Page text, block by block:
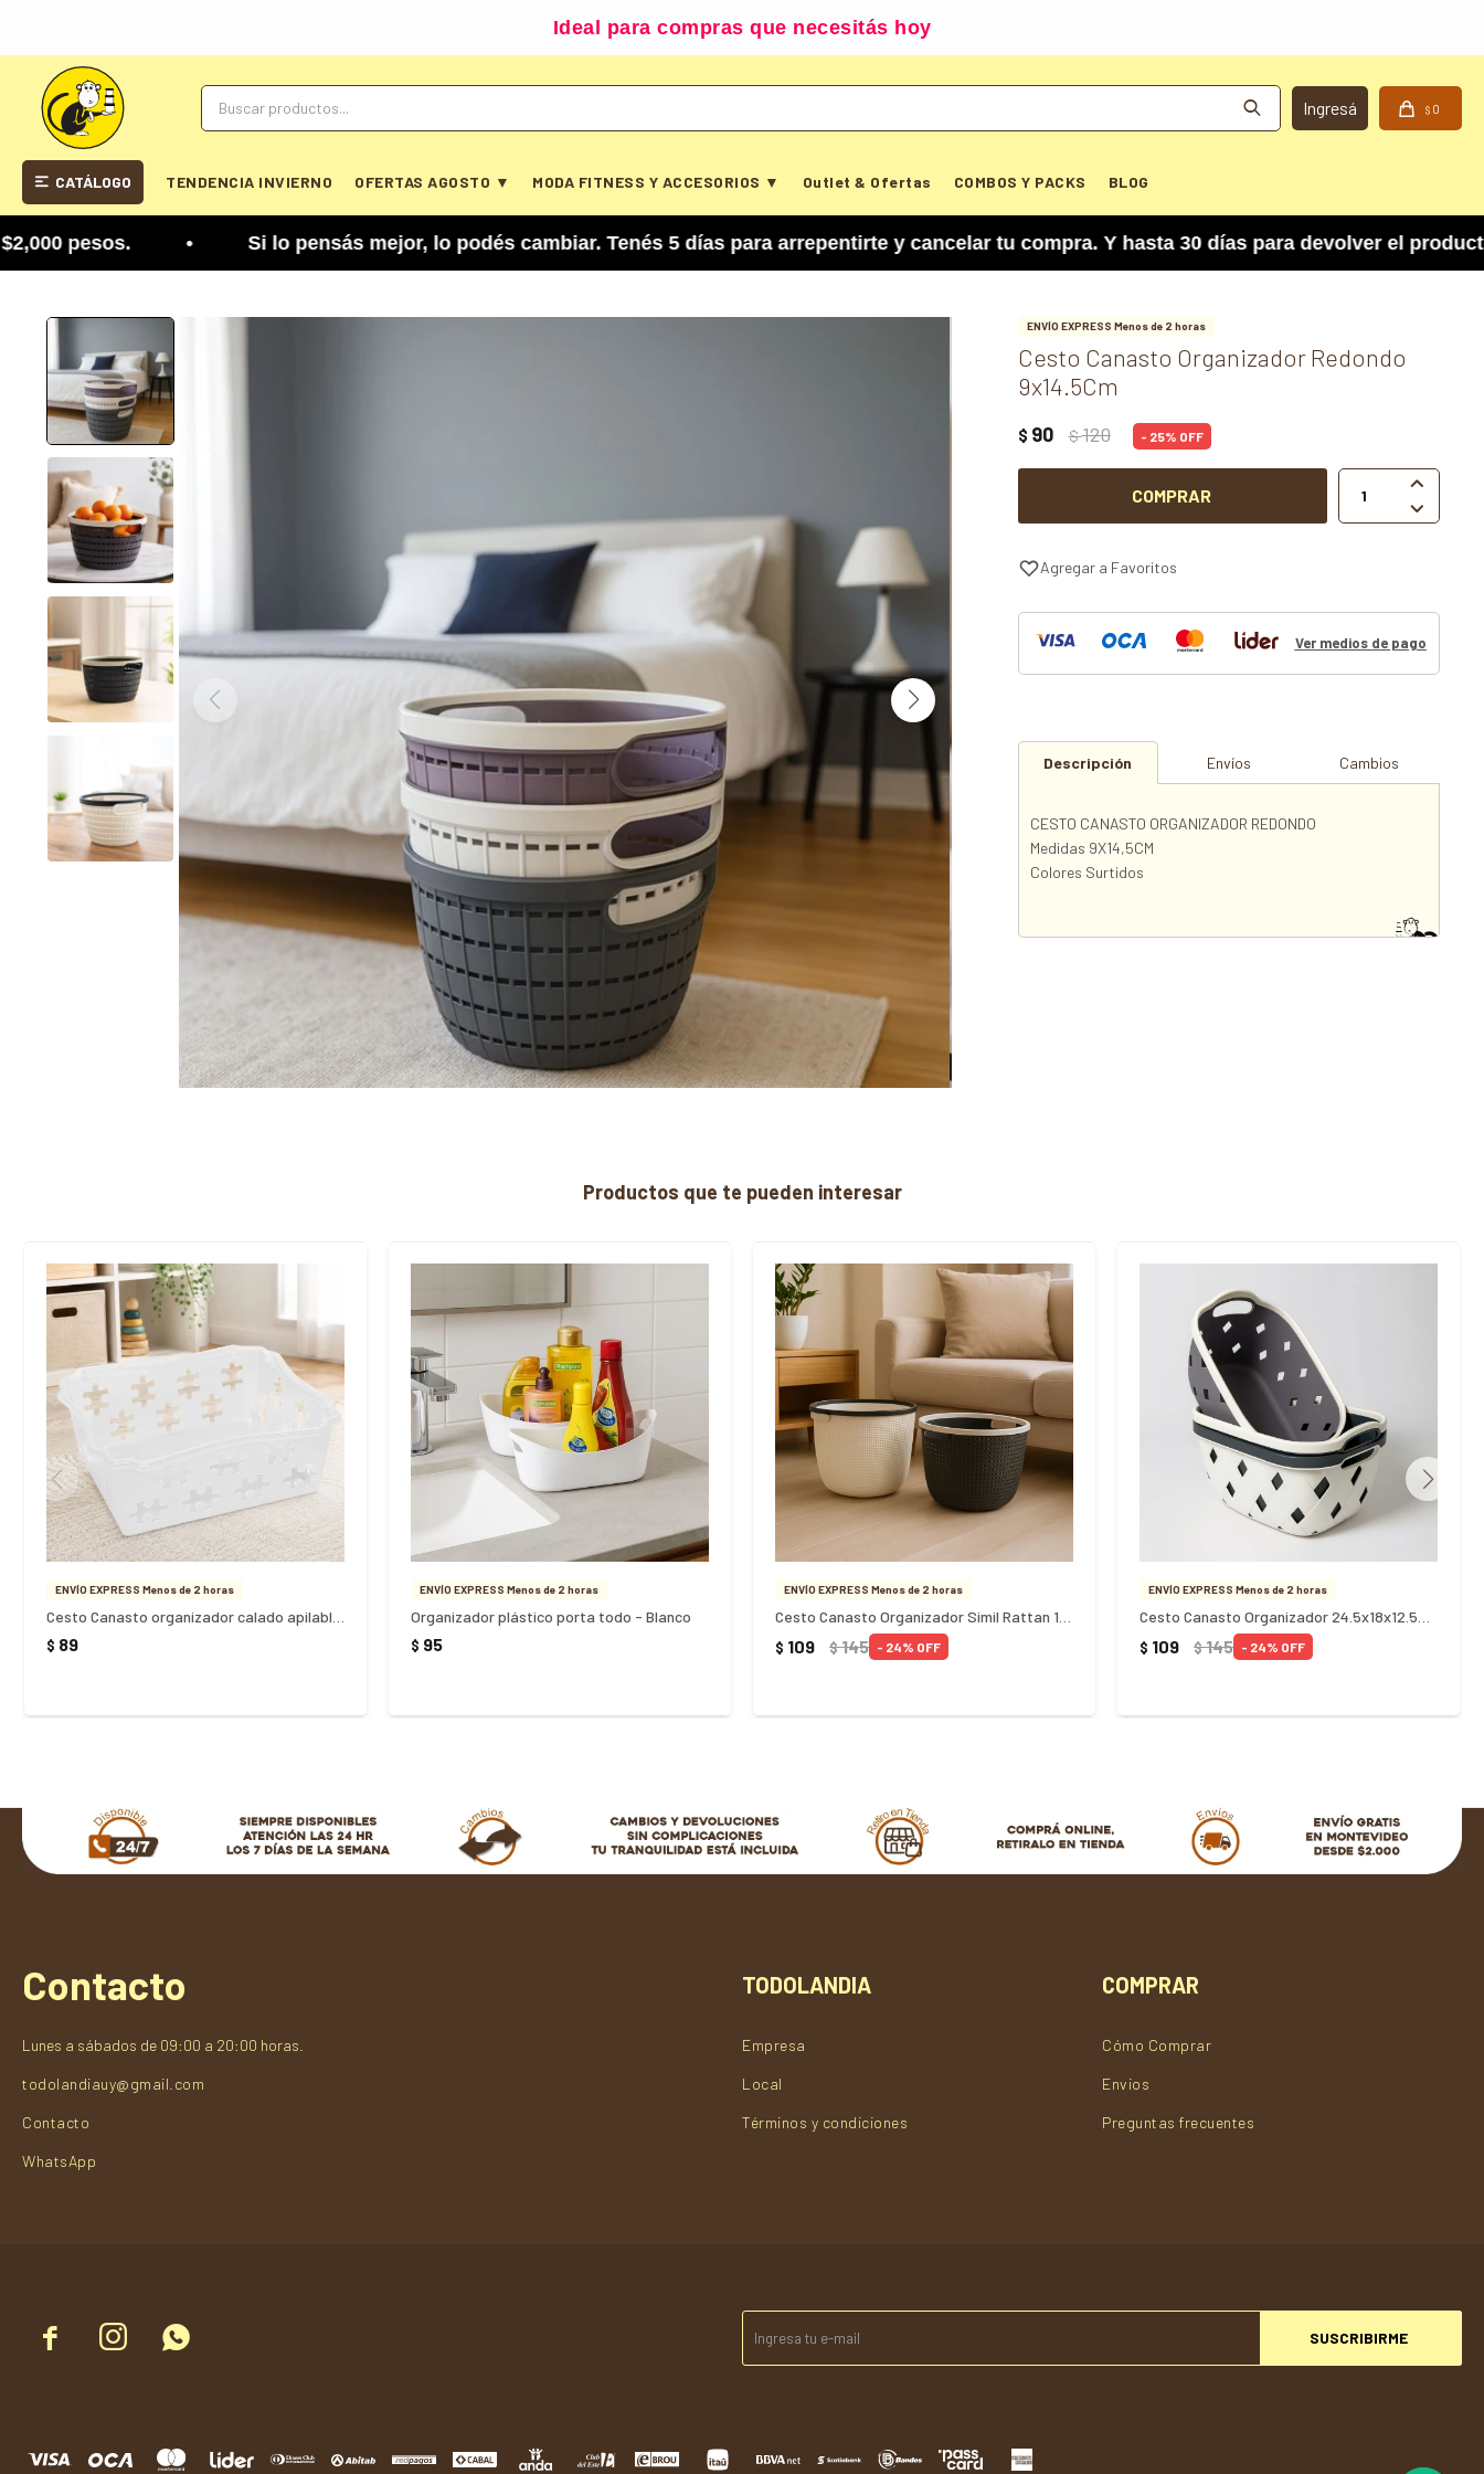
Ideal para compras que necesitás hoy
CATÁLOGO TENDENCIA INVIERNO OFERTAS AGOSTO ▼ MODA FITNESS Y ACCESORIOS ▼ Outlet & Ofertas COMBOS Y PACKS BLOG
$ 0
pesos. • Si lo pensás mejor, lo podés cambiar. Tenés 5 días para arrepentirte y cancelar tu compra. Y hasta 30 días para devolver el producto
ENVÍO EXPRESS Menos de 2 horas
Cesto Canasto Organizador Redondo
9x14.5Cm
$ 90 $120 25
COMPRAR


Ver medios de pago
Descripción Envíos Cambios
CESTO CANASTO ORGANIZADOR REDONDO
Medidas 9X14,5CM
Colores Surtidos
Productos que te pueden interesar
ENVÍO EXPRESS Menos de 2 horas
$ 89
ENVÍO EXPRESS Menos de 2 horas
Organizador plástico porta todo - Blanco
$ 95
ENVÍO EXPRESS Menos de 2 horas
$ 109 $145 24
ENVÍO EXPRESS Menos de 2 horas
$ 109 $145 24
   SUSCRIBIRME
Contacto
Lunes a sábados de 09:00 a 20:00 horas.
todolandiauy@gmail.com
Contacto
WhatsApp
TODOLANDIA
Empresa
Local
Términos y condiciones
COMPRAR
Cómo Comprar
Envios
Preguntas frecuentes